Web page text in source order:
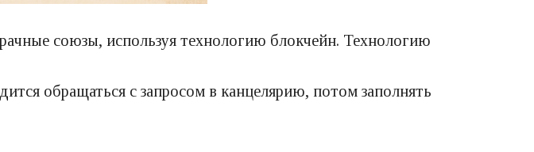
союзы, используя технологию блокчейн. Технологию
обращаться с запросом в канцелярию, потом заполнять